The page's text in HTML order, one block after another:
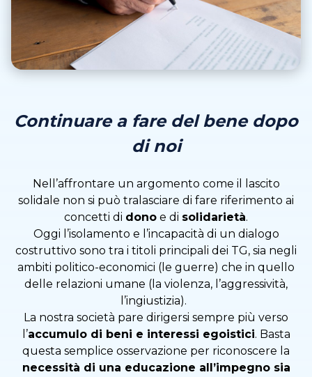
Continuare a fare del bene dopo
di noi
Nell’affrontare un argomento come il lascito
solidale non si può tralasciare di fare riferimento ai
concetti di dono e di solidarietà.
Oggi l’isolamento e l’incapacità di un dialogo
costruttivo sono tra i titoli principali dei TG, sia negli
ambiti politico-economici (le guerre) che in quello
delle relazioni umane (la violenza, l’aggressività,
l’ingiustizia).
La nostra società pare dirigersi sempre più verso
l’accumulo di beni e interessi egoistici. Basta
questa semplice osservazione per riconoscere la
necessità di una educazione all’impegno sia